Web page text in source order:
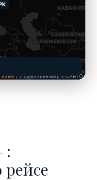
| © OpenStreetMap © CARTO
: